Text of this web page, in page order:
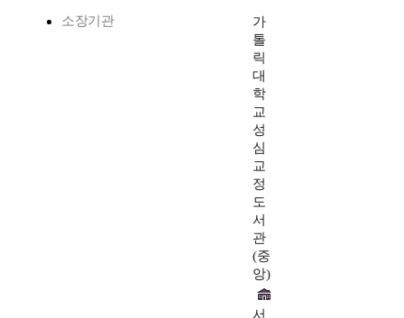
소장기관
가
톨
릭
대
학
교
성
심
교
정
도
서
관
(중
앙)
서